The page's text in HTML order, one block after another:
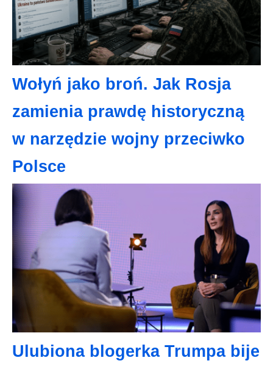
Wołyń jako broń. Jak Rosja
zamienia prawdę historyczną
w narzędzie wojny przeciwko
Polsce
Ulubiona blogerka Trumpa bije